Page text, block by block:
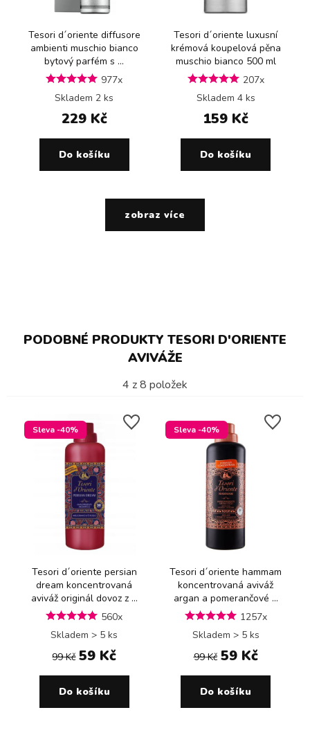
Tesori d´oriente diffusore
ambienti muschio bianco
bytový parfém s ...
977x
Skladem 2 ks
229 Kč
Do košíku
Tesori d´oriente luxusní
krémová koupelová pěna
muschio bianco 500 ml
207x
Skladem 4 ks
159 Kč
Do košíku
zobraz více
PODOBNÉ PRODUKTY TESORI D'ORIENTE
AVIVÁŽE
4 z8 položek
Sleva -40%
Tesori d´oriente persian
dream koncentrovaná
aviváž originál dovoz z ...
560x
Skladem > 5 ks
99 Kč 59 Kč
Do košíku
Sleva -40%
Tesori d´oriente hammam
koncentrovaná aviváž
argan a pomerančové ...
1257x
Skladem > 5 ks
99 Kč 59 Kč
Do košíku